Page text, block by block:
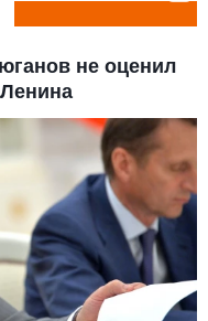
не оценил